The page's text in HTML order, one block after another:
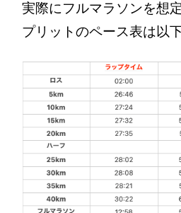
実際にフルマラソンを想
プリットのペース表は以